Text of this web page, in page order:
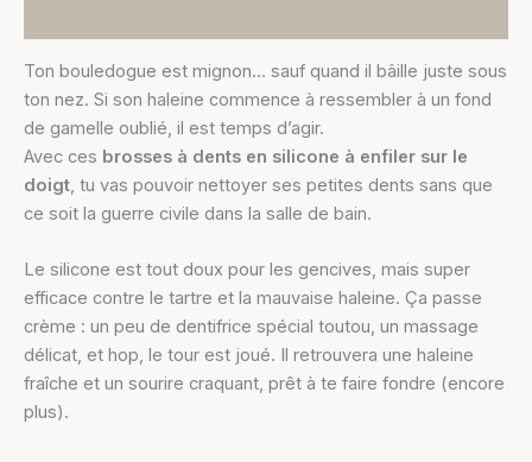
Ton bouledogue est mignon… sauf quand il bâille juste sous
ton nez. Si son haleine commence à ressembler à un fond
de gamelle oublié, il est temps d’agir.
Avec ces brosses à dents en silicone à enfiler sur le
doigt, tu vas pouvoir nettoyer ses petites dents sans que
ce soit la guerre civile dans la salle de bain.
Le silicone est tout doux pour les gencives, mais super
efficace contre le tartre et la mauvaise haleine. Ça passe
crème : un peu de dentifrice spécial toutou, un massage
délicat, et hop, le tour est joué. Il retrouvera une haleine
fraîche et un sourire craquant, prêt à te faire fondre (encore
plus).